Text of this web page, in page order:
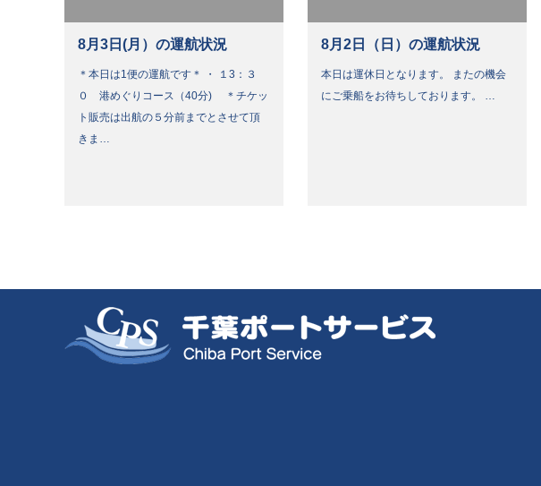
8月3日(月）の運航状況
＊本日は1便の運航です＊ ・ １3：３
０ 港めぐりコース（40分) ＊チケッ
ト販売は出航の５分前までとさせて頂
きま…
8月2日（日）の運航状況
本日は運休日となります。 またの機会
にご乗船をお待ちしております。 …